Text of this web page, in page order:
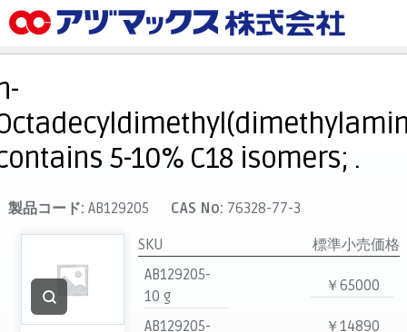
メニュー
カート
マイアカウント
主要取扱ブランド
代理店一覧
支払い
製品検索
見積発行
5-10% C18 isomers; .
製品コード: AB129205 CAS No: 76328-77-3
SKU
標準小売価格
AB129205-
10 g
￥65000
AB129205-
￥14890